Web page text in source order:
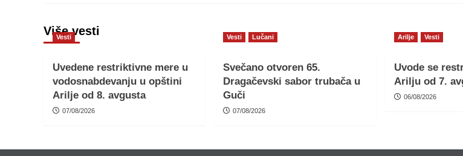
Više vesti
Vesti
Uvedene restriktivne mere u
vodosnabdevanju u opštini
Arilje od 8. avgusta
07/08/2026
Vesti Lučani
Svečano otvoren 65.
Dragačevski sabor trubača u
Guči
07/08/2026
Arilje Vesti
Uvode se
Arilju od 7.
06/08/2026